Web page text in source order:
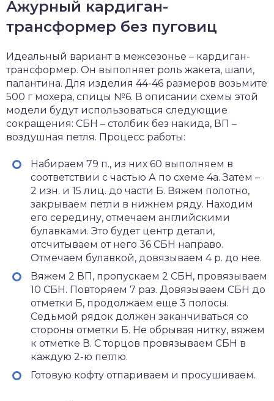
Ажурный кардиган-
трансформер без пуговиц
Идеальный вариант в межсезонье – кардиган-
трансформер. Он выполняет роль жакета, шали,
палантина. Для изделия 44-46 размеров возьмите
500 г мохера, спицы №6. В описании схемы этой
модели будут использоваться следующие
сокращения: СБН – столбик без накида, ВП –
воздушная петля. Процесс работы:
Набираем 79 п., из них 60 выполняем в
соответствии с частью А по схеме 4а. Затем –
2 изн. и 15 лиц. до части Б. Вяжем полотно,
закрываем петли в нижнем ряду. Находим
его середину, отмечаем английскими
булавками. Это будет центр детали,
отсчитываем от него 36 СБН направо.
Отмечаем булавкой, довязываем 4 р. до нее.
Вяжем 2 ВП, пропускаем 2 СБН, провязываем
10 СБН. Повторяем 7 раз. Довязываем СБН до
отметки Б, продолжаем еще 3 полосы.
Седьмой рядок должен заканчиваться со
стороны отметки Б. Не обрывая нитку, вяжем
к отметке В. С торцов провязываем СБН в
каждую 2-ю петлю.
Готовую кофту отпариваем и просушиваем.